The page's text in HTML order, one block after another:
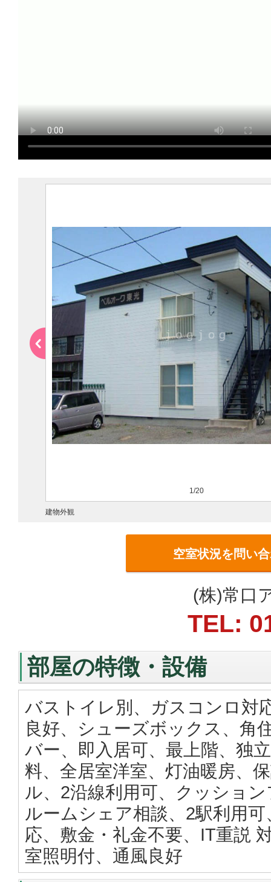
1/20
建物外観
空室状況を問い
(株)常口
TEL:
部屋の特徴・設備
バストイレ別、ガスコンロ対
良好、シューズボックス、角
バー、即入居可、最上階、独
料、全居室洋室、灯油暖房、
ル、2沿線利用可、クッショ
ルームシェア相談、2駅利用
応、敷金・礼金不要、IT重説
室照明付、通風良好